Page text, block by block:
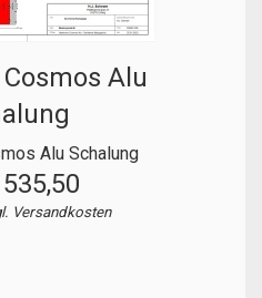
Alu
Alu Schalung
Versandkosten